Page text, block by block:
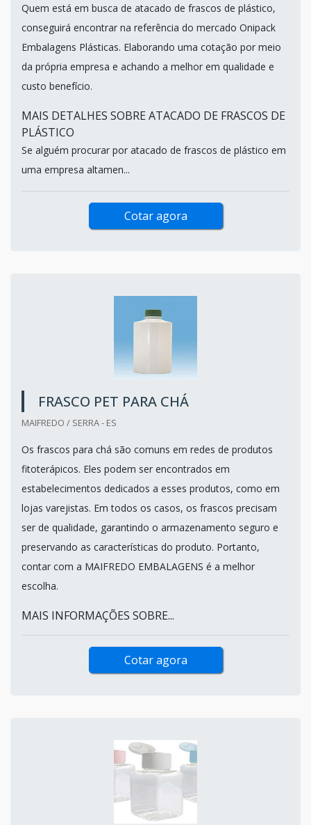
Quem está em busca de atacado de frascos de plástico,
conseguirá encontrar na referência do mercado Onipack
Embalagens Plásticas. Elaborando uma cotação por meio
da própria empresa e achando a melhor em qualidade e
custo benefício.
MAIS DETALHES SOBRE ATACADO DE FRASCOS DE
PLÁSTICO
Se alguém procurar por atacado de frascos de plástico em
uma empresa altamen...
Cotar agora
FRASCO PET PARA CHÁ
MAIFREDO / SERRA - ES
Os frascos para chá são comuns em redes de produtos
fitoterápicos. Eles podem ser encontrados em
estabelecimentos dedicados a esses produtos, como em
lojas varejistas. Em todos os casos, os frascos precisam
ser de qualidade, garantindo o armazenamento seguro e
preservando as características do produto. Portanto,
contar com a MAIFREDO EMBALAGENS é a melhor
escolha.
MAIS INFORMAÇÕES SOBRE...
Cotar agora